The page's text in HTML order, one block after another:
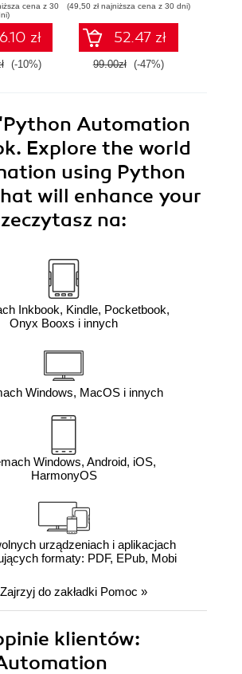
in
cena z 30
zł
(-10%)
Excela, raportami i
e-mailami.
Wydanie II
(49,50 zł najniższa cena z 30 dni)
52.47 zł
99.00zł (-47%)
Automation
Explore the world
using Python
will enhance your
na:
Inkbook, Kindle, Pocketbook,
Onyx Booxs i innych
Windows, MacOS i innych
Windows, Android, iOS,
HarmonyOS
urządzeniach i aplikacjach
formaty: PDF, EPub, Mobi
do zakładki Pomoc »
klientów: